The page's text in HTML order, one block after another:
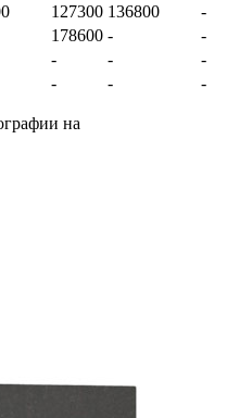
127300 136800
-
178600 -
-
- -
-
- - -
на